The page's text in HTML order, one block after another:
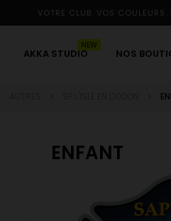
VOTRE CLUB. VOS
AKKA STUDIO
NEW
NOS
ENFANT